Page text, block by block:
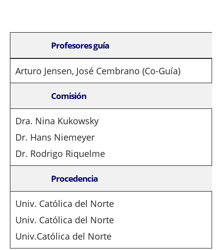
Profesores guía
Arturo Jensen, José Cembrano (Co-Guía)
Comisión
Dra. Nina Kukowsky
Dr. Hans Niemeyer
Dr. Rodrigo Riquelme
Procedencia
Univ. Católica del Norte
Univ. Católica del Norte
Univ.Católica del Norte